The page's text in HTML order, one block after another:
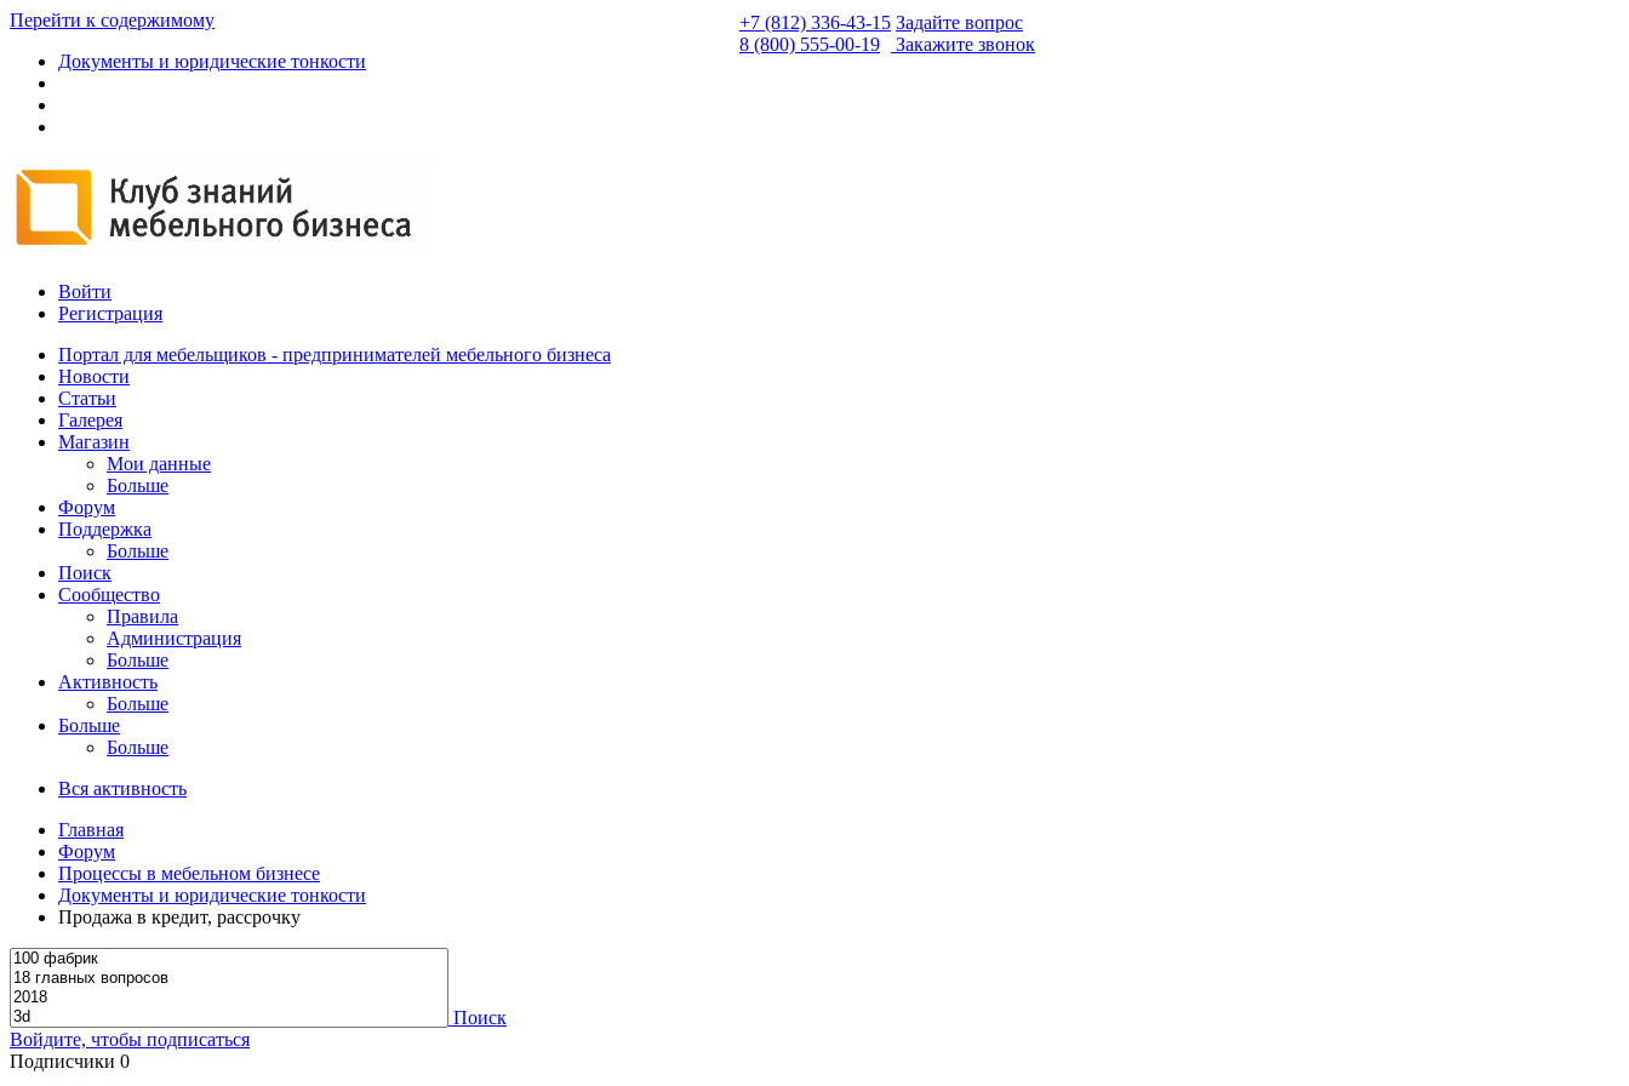
Перейти к содержимому
Документы и юридические тонкости
+7 (812) 336-43-15
8 (800) 555-00-19
Задайте вопрос
Закажите звонок
Войти
Регистрация
Портал для мебельщиков - предпринимателей мебельного бизнеса
Новости
Статьи
Галерея
Магазин
Мои данные
Больше
Форум
Поддержка
Больше
Поиск
Сообщество
Правила
Администрация
Больше
Активность
Больше
Больше
Больше
Вся активность
Главная
Форум
Процессы в мебельном бизнесе
Документы и юридические тонкости
Продажа в кредит, рассрочку
Поиск
Войдите, чтобы подписаться
Подписчики 0